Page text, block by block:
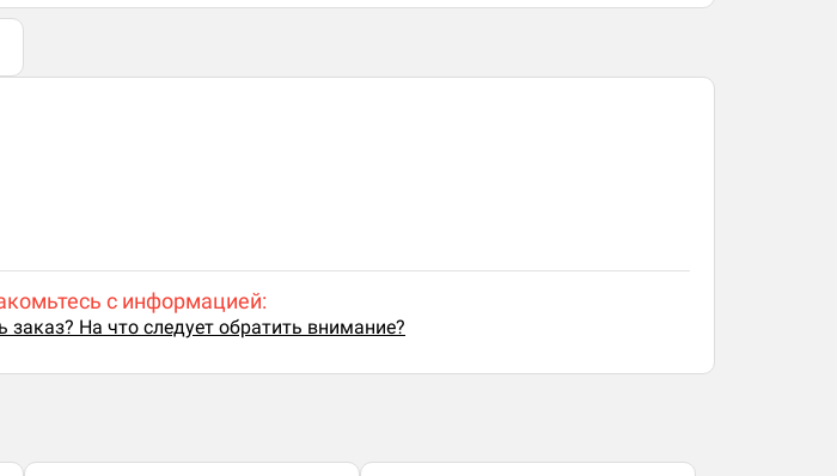
с информацией:
На что следует обратить внимание?